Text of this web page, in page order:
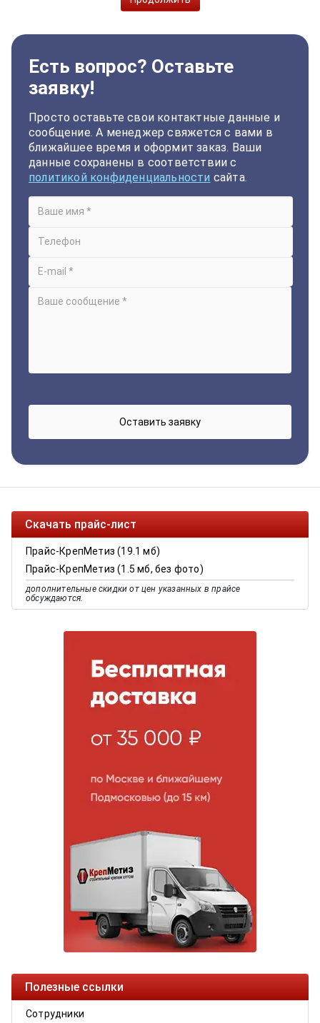
Есть вопрос? Оставьте
заявку!
Просто оставьте свои контактные данные и
сообщение. А менеджер свяжется с вами в
ближайшее время и оформит заказ. Ваши
данные сохранены в соответствии с
политикой конфиденциальности сайта.
Скачать прайс-лист
Прайс-КрепМетиз (19.1 мб)
Прайс-КрепМетиз (1.5 мб, без фото)
дополнительные скидки от цен указанных в прайсе
обсуждаются.
Полезные ссылки
Сотрудники